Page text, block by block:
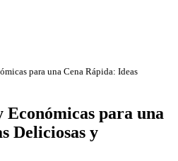
para una Cena Rápida: Ideas
Económicas para una
Deliciosas y